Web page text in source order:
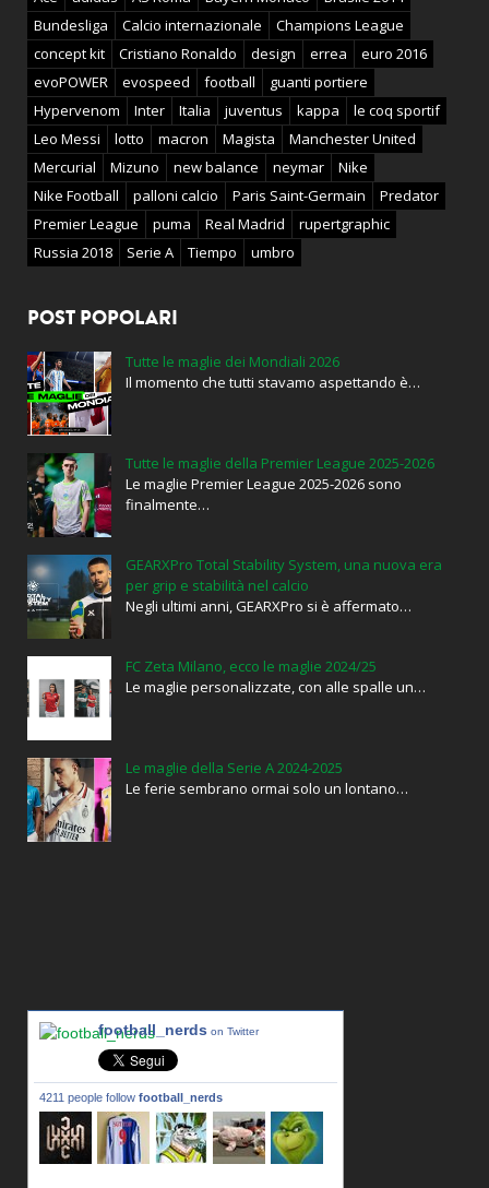
Bundesliga
Calcio internazionale
Champions League
concept kit
Cristiano Ronaldo design errea
euro 2016
evoPOWER
evospeed football
guanti portiere
Hypervenom
Inter Italia juventus kappa
le coq sportif
Leo Messi
lotto macron Magista
Manchester United
Mercurial
Mizuno new balance neymar
Nike
Nike Football
palloni calcio Paris Saint-Germain
Predator
Premier League
puma Real Madrid
rupertgraphic
Russia 2018
Serie A Tiempo umbro
POST POPOLARI
Tutte le maglie dei Mondiali 2026
Il momento che tutti stavamo aspettando è…
Tutte le maglie della Premier League 2025-2026
Le maglie Premier League 2025-2026 sono
finalmente…
GEARXPro Total Stability System, una nuova era
per grip e stabilità nel calcio
Negli ultimi anni, GEARXPro si è affermato…
FC Zeta Milano, ecco le maglie 2024/25
Le maglie personalizzate, con alle spalle un…
Le maglie della Serie A 2024-2025
Le ferie sembrano ormai solo un lontano…
football_nerds on Twitter
4211 people follow football_nerds